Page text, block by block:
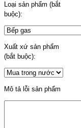
Loại sản phẩm (bắt
buộc):
Xuất xứ sản phẩm
(bắt buộc):
Mô tả lỗi sản phẩm